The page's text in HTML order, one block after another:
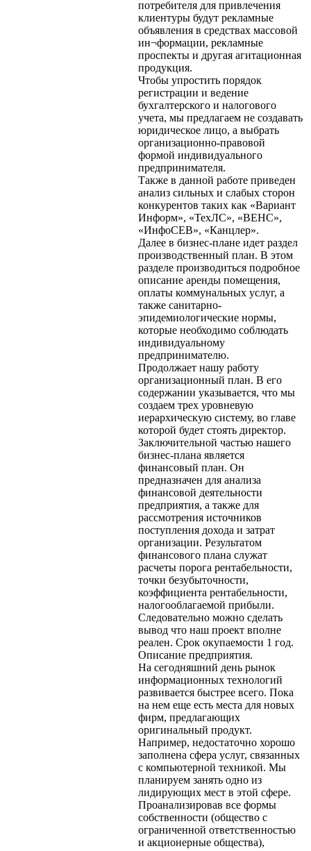
потребителя для привлечения
клиентуры будут рекламные
объявления в средствах массовой
ин¬формации, рекламные
проспекты и другая агитационная
продукция.
Чтобы упростить порядок
регистрации и ведение
бухгалтерского и налогового
учета, мы предлагаем не создавать
юридическое лицо, а выбрать
организационно-правовой
формой индивидуального
предпринимателя.
Также в данной работе приведен
анализ сильных и слабых сторон
конкурентов таких как «Вариант
Информ», «ТехЛС», «ВЕНС»,
«ИнфоСЕВ», «Канцлер».
Далее в бизнес-плане идет раздел
производственный план. В этом
разделе производиться подробное
описание аренды помещения,
оплаты коммунальных услуг, а
также санитарно-
эпидемиологические нормы,
которые необходимо соблюдать
индивидуальному
предпринимателю.
Продолжает нашу работу
организационный план. В его
содержании указывается, что мы
создаем трех уровневую
иерархическую систему, во главе
которой будет стоять директор.
Заключительной частью нашего
бизнес-плана является
финансовый план. Он
предназначен для анализа
финансовой деятельности
предприятия, а также для
рассмотрения источников
поступления дохода и затрат
организации. Результатом
финансового плана служат
расчеты порога рентабельности,
точки безубыточности,
коэффициента рентабельности,
налогооблагаемой прибыли.
Следовательно можно сделать
вывод что наш проект вполне
реален. Срок окупаемости 1 год.
Описание предприятия.
На сегодняшний день рынок
информационных технологий
развивается быстрее всего. Пока
на нем еще есть места для новых
фирм, предлагающих
оригинальный продукт.
Например, недостаточно хорошо
заполнена сфера услуг, связанных
с компьютерной техникой. Мы
планируем занять одно из
лидирующих мест в этой сфере.
Проанализировав все формы
собственности (общество с
ограниченной ответственностью
и акционерные общества),